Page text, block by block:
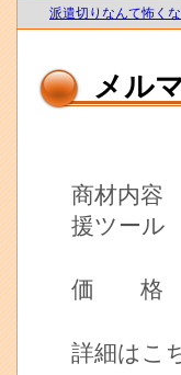
派遣切りなんて怖く
メル
商材内容
援ツール
価 格
詳細はこ